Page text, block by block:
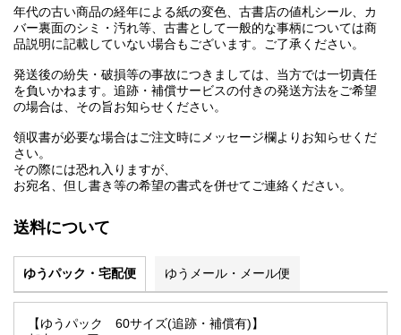
年代の古い商品の経年による紙の変色、古書店の値札シール、カ
バー裏面のシミ・汚れ等、古書として一般的な事柄については商
品説明に記載していない場合もございます。ご了承ください。
発送後の紛失・破損等の事故につきましては、当方では一切責任
を負いかねます。追跡・補償サービスの付きの発送方法をご希望
の場合は、その旨お知らせください。
領収書が必要な場合はご注文時にメッセージ欄よりお知らせくだ
さい。
その際には恐れ入りますが、
お宛名、但し書き等の希望の書式を併せてご連絡ください。
送料について
ゆうパック・宅配便 ゆうメール・メール便
【ゆうパック 60サイズ(追跡・補償有)】